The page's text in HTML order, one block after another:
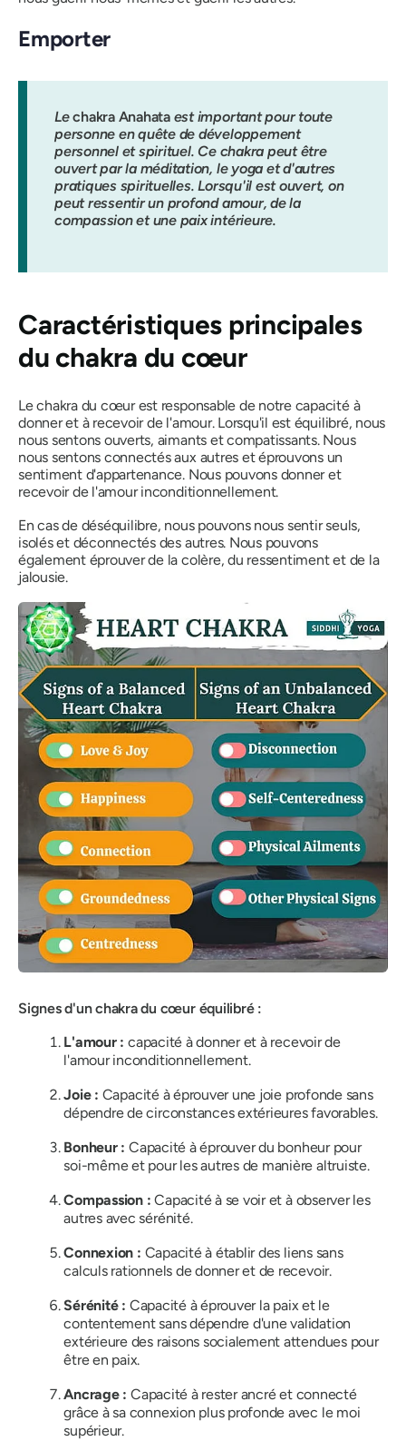
Emporter
Lechakra Anahataest important pour toute
personne en quête de développement
personnel et spirituel. Ce chakra peut être
ouvert par la méditation, le yoga et d'autres
pratiques spirituelles. Lorsqu'il est ouvert, on
peut ressentir un profond amour, de la
compassion et une paix intérieure.
Caractéristiques principales
du chakra du cœur
Le chakra du cœur est responsable de notre capacité à
donner et à recevoir de l'amour. Lorsqu'il est équilibré, nous
nous sentons ouverts, aimants et compatissants. Nous
nous sentons connectés aux autres et éprouvons un
sentiment d'appartenance. Nous pouvons donner et
recevoir de l'amour inconditionnellement.
En cas de déséquilibre, nous pouvons nous sentir seuls,
isolés et déconnectés des autres. Nous pouvons
également éprouver de la colère, du ressentiment et de la
jalousie.
Signes d'un chakra du cœur équilibré :
L'amour : capacité à donner et à recevoir de
l'amour inconditionnellement.
Joie : Capacité à éprouver une joie profonde sans
dépendre de circonstances extérieures favorables.
Bonheur : Capacité à éprouver du bonheur pour
soi-même et pour les autres de manière altruiste.
Compassion :Capacité à se voir et à observer les
autres avec sérénité.
Connexion : Capacité à établir des liens sans
calculs rationnels de donner et de recevoir.
Sérénité : Capacité à éprouver la paix et le
contentement sans dépendre d'une validation
extérieure des raisons socialement attendues pour
être en paix.
Ancrage : Capacité à rester ancré et connecté
grâce à sa connexion plus profonde avec le moi
supérieur.